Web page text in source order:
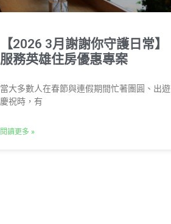
【2026 3月謝謝你守護日常】
服務英雄住房優惠專案
當大多數人在春節與連假期間忙著團圓、出遊
慶祝時，有
閱讀更多 »